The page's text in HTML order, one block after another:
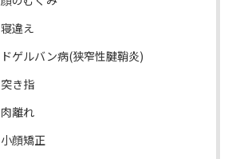
寝違え
ドゲルバン病(狭窄性腱鞘炎)
突き指
肉離れ
小顔矯正